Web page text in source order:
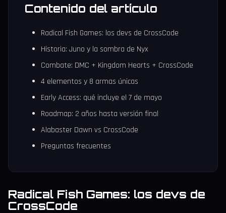
Contenido del artículo
Radical Fish Games: los devs de CrossCode
Historia: Juno y la sombra de Nyx
Combate: DMC + Kingdom Hearts + CrossCode
4 elementos y 8 armas únicas
Early Access: qué incluye el 7 de mayo
Roadmap: 2 años hasta versión final
Alabaster Dawn vs CrossCode
Preguntas frecuentes
Radical Fish Games: los devs de
CrossCode